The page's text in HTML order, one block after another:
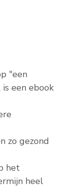
"een
een ebook
zo gezond
het
heel